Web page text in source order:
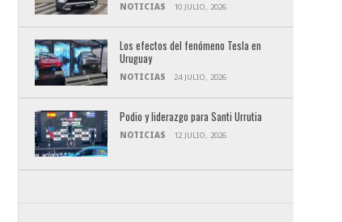
NOTICIAS 10 JULIO, 2026
Los efectos del fenómeno Tesla en
Uruguay
NOTICIAS 24 JULIO, 2026
Podio y liderazgo para Santi Urrutia
NOTICIAS 12 JULIO, 2026